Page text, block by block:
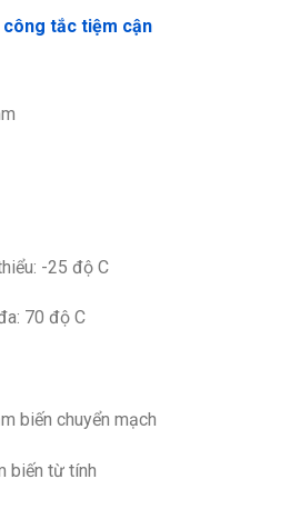
tắc tiệm cận
-25 độ C
70 độ C
biến chuyển mạch
biến từ tính